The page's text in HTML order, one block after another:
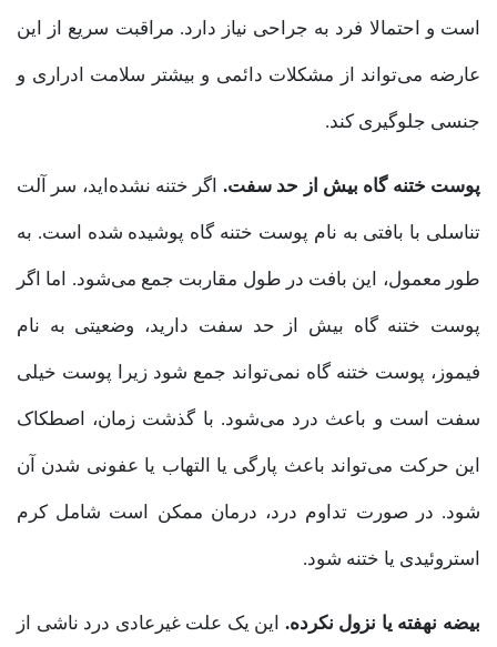
است و احتمالا فرد به جراحی نیاز دارد. مراقبت سریع از این
عارضه می‌تواند از مشکلات دائمی و بیشتر سلامت ادراری و
جنسی جلوگیری کند.
پوست ختنه گاه بیش از حد سفت. اگر ختنه نشده‌اید، سر آلت
تناسلی با بافتی به نام پوست ختنه گاه پوشیده شده است. به
طور معمول، این بافت در طول مقاربت جمع می‌شود. اما اگر
پوست ختنه گاه بیش از حد سفت دارید، وضعیتی به نام
فیموز، پوست ختنه گاه نمی‌تواند جمع شود زیرا پوست خیلی
سفت است و باعث درد می‌شود. با گذشت زمان، اصطکاک
این حرکت می‌تواند باعث پارگی یا التهاب یا عفونی شدن آن
شود. در صورت تداوم درد، درمان ممکن است شامل کرم
استروئیدی یا ختنه شود.
بیضه نهفته یا نزول نکرده. این یک علت غیرعادی درد ناشی از